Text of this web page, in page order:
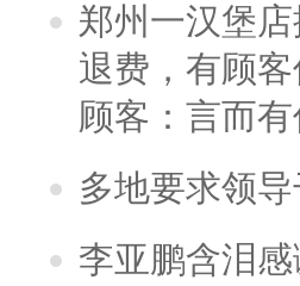
郑州一汉堡
退费，有顾
顾客：言而
多地要求领
李亚鹏含泪